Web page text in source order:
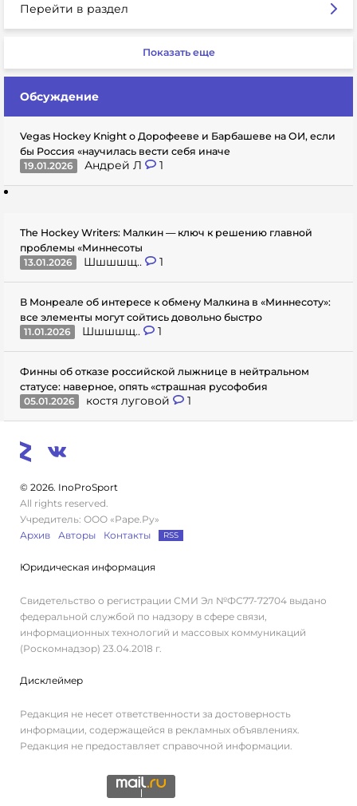
Перейти в раздел
Показать еще
Обсуждение
Vegas Hockey Knight о Дорофееве и Барбашеве на ОИ, если
бы Россия «научилась вести себя иначе
19.01.2026
Андрей Л 1
The Hockey Writers: Малкин — ключ к решению главной
проблемы «Миннесоты
13.01.2026
Шшшшщ.. 1
В Монреале об интересе к обмену Малкина в «Миннесоту»:
все элементы могут сойтись довольно быстро
11.01.2026
Шшшшщ.. 1
Финны об отказе российской лыжнице в нейтральном
статусе: наверное, опять «страшная русофобия
05.01.2026
костя луговой 1
© 2026. InoProSport
All rights reserved.
Учредитель: ООО «Раре.Ру»
Архив
Авторы Контакты RSS
Юридическая информация
Свидетельство о регистрации СМИ Эл №ФС77-72704 выдано
федеральной службой по надзору в сфере связи,
информационных технологий и массовых коммуникаций
(Роскомнадзор) 23.04.2018 г.
Дисклеймер
Редакция не несет ответственности за достоверность
информации, содержащейся в рекламных объявлениях.
Редакция не предоставляет справочной информации.